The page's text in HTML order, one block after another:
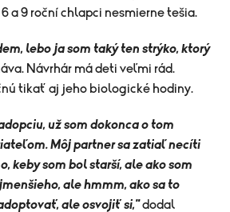
a 9 roční chlapci nesmierne tešia.
lebo ja som taký ten strýko, ktorý
Návrhár má deti veľmi rád.
tikať aj jeho biologické hodiny.
už som dokonca o tom
Môj partner sa zatiaľ necíti
keby som bol starší, ale ako som
ale hmmm, ako sa to
ale osvojiť si,"dodal